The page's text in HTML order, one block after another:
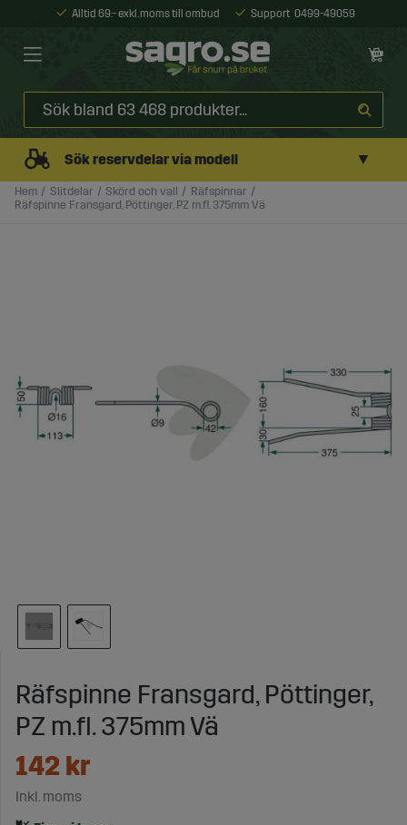
Alltid 69:- exkl. moms till ombud Support 0499-49059
Sök reservdelar via modell ▼
Hem Slitdelar Skörd och vall
Räfspinnar
Räfspinne Fransgard, Pöttinger, PZ m.fl. 375mm Vä
Räfspinne Fransgard, Pöttinger,
PZ m.fl. 375mm Vä
142 kr
Inkl. moms